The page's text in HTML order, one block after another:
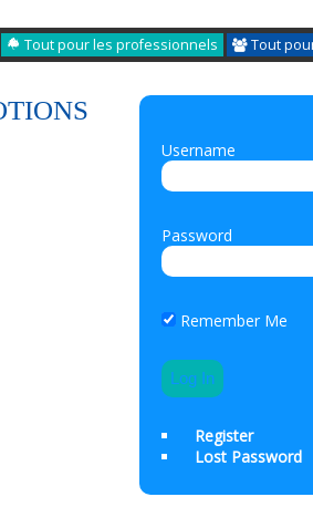
Tout pour les professionnels Tout
Username
Password
Remember Me
Register
Lost Password